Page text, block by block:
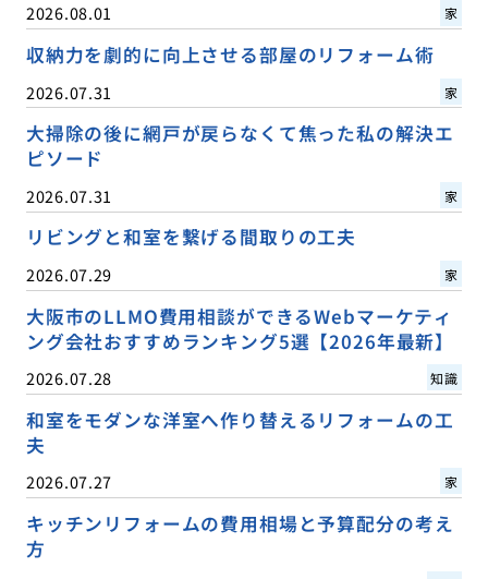
2026.08.01 家
収納力を劇的に向上させる部屋のリフォーム術
2026.07.31 家
大掃除の後に網戸が戻らなくて焦った私の解決エ
ピソード
2026.07.31 家
リビングと和室を繋げる間取りの工夫
2026.07.29 家
大阪市のLLMO費用相談ができるWebマーケティ
ング会社おすすめランキング5選【2026年最新】
2026.07.28 知識
和室をモダンな洋室へ作り替えるリフォームの工
夫
2026.07.27 家
キッチンリフォームの費用相場と予算配分の考え
方